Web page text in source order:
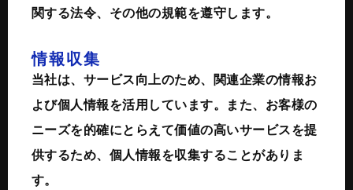
関する法令、その他の規範を遵守します。
情報収集
当社は、サービス向上のため、関連企業の情報お
よび個人情報を活用しています。また、お客様の
ニーズを的確にとらえて価値の高いサービスを提
供するため、個人情報を収集することがありま
す。